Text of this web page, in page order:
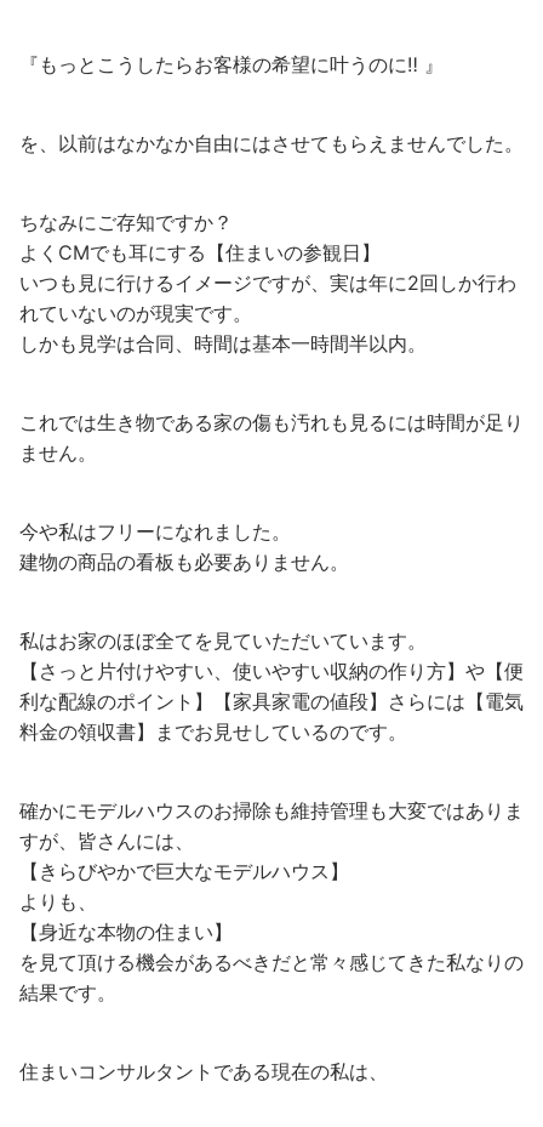
『もっとこうしたらお客様の希望に叶うのに‼︎ 』
を、以前はなかなか自由にはさせてもらえませんでした。
ちなみにご存知ですか？
よくCMでも耳にする【住まいの参観日】
いつも見に行けるイメージですが、実は年に2回しか行わ
れていないのが現実です。
しかも見学は合同、時間は基本一時間半以内。
これでは生き物である家の傷も汚れも見るには時間が足り
ません。
今や私はフリーになれました。
建物の商品の看板も必要ありません。
私はお家のほぼ全てを見ていただいています。
【さっと片付けやすい、使いやすい収納の作り方】や【便
利な配線のポイント】【家具家電の値段】さらには【電気
料金の領収書】までお見せしているのです。
確かにモデルハウスのお掃除も維持管理も大変ではありま
すが、皆さんには、
【きらびやかで巨大なモデルハウス】
よりも、
【身近な本物の住まい】
を見て頂ける機会があるべきだと常々感じてきた私なりの
結果です。
住まいコンサルタントである現在の私は、